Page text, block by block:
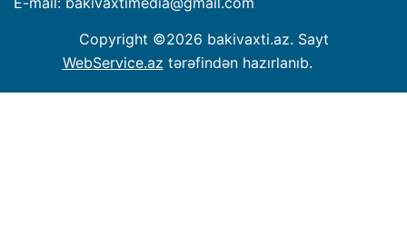
Copyright ©2026 bakivaxti.az. Sayt
WebService.az tərəfindən hazırlanıb.